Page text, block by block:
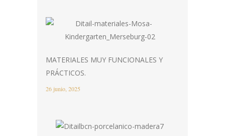
MATERIALES MUY FUNCIONALES Y
PRÁCTICOS.
26 junio, 2025